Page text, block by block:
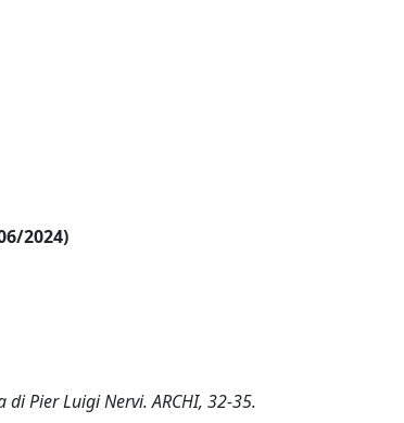
2024)
Pier Luigi Nervi. ARCHI, 32-35.